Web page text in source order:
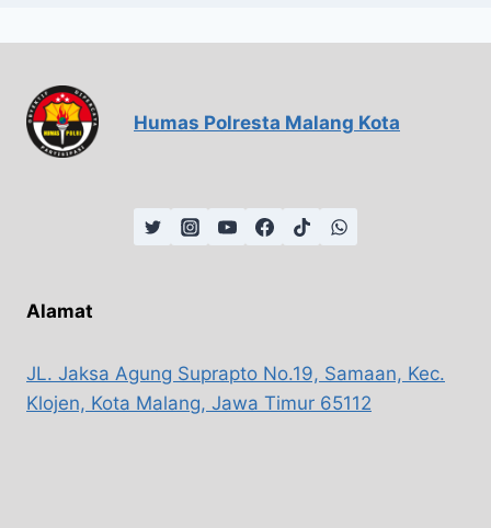
Humas Polresta Malang Kota
Alamat
JL. Jaksa Agung Suprapto No.19, Samaan, Kec.
Klojen, Kota Malang, Jawa Timur 65112